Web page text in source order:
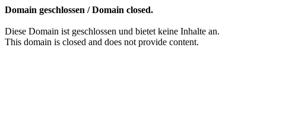
Domain geschlossen / Domain closed.
Diese Domain ist geschlossen und bietet keine Inhalte an.
This domain is closed and does not provide content.